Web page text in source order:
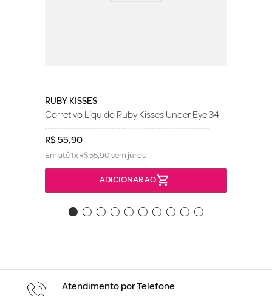
RUBY KISSES
Corretivo Líquido Ruby Kisses Under Eye 34
R$55,90
Em até1xR$55,90sem juros
ADICIONAR AO
Atendimento por Telefone